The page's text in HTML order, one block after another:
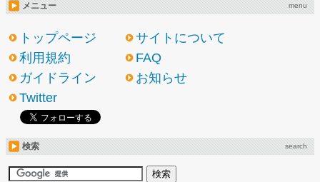
メニュー menu
トップページ
サイトについて
利用規約
FAQ
ガイドライン
お知らせ
Twitter
検索 search